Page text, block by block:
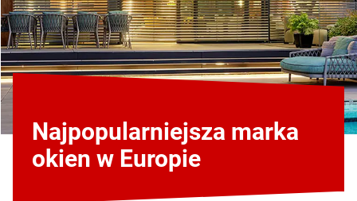
Najpopularniejsza marka
okien w Europie